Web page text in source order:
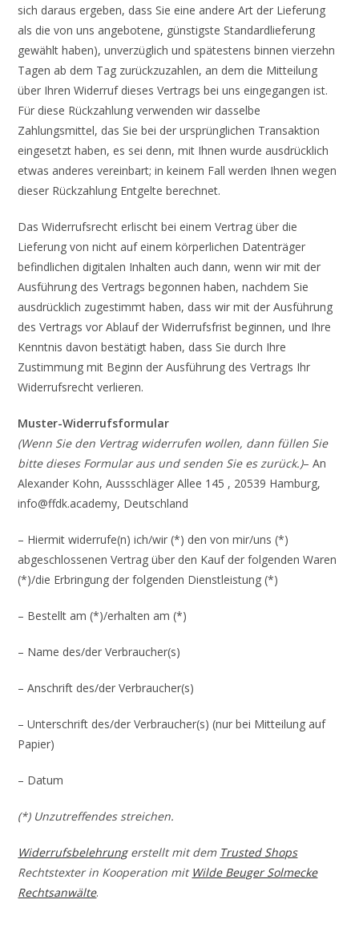
sich daraus ergeben, dass Sie eine andere Art der Lieferung
als die von uns angebotene, günstigste Standardlieferung
gewählt haben), unverzüglich und spätestens binnen vierzehn
Tagen ab dem Tag zurückzuzahlen, an dem die Mitteilung
über Ihren Widerruf dieses Vertrags bei uns eingegangen ist.
Für diese Rückzahlung verwenden wir dasselbe
Zahlungsmittel, das Sie bei der ursprünglichen Transaktion
eingesetzt haben, es sei denn, mit Ihnen wurde ausdrücklich
etwas anderes vereinbart; in keinem Fall werden Ihnen wegen
dieser Rückzahlung Entgelte berechnet.
Das Widerrufsrecht erlischt bei einem Vertrag über die
Lieferung von nicht auf einem körperlichen Datenträger
befindlichen digitalen Inhalten auch dann, wenn wir mit der
Ausführung des Vertrags begonnen haben, nachdem Sie
ausdrücklich zugestimmt haben, dass wir mit der Ausführung
des Vertrags vor Ablauf der Widerrufsfrist beginnen, und Ihre
Kenntnis davon bestätigt haben, dass Sie durch Ihre
Zustimmung mit Beginn der Ausführung des Vertrags Ihr
Widerrufsrecht verlieren.
Muster-Widerrufsformular
(Wenn Sie den Vertrag widerrufen wollen, dann füllen Sie
bitte dieses Formular aus und senden Sie es zurück.)– An
Alexander Kohn, Aussschläger Allee 145 , 20539 Hamburg,
info@ffdk.academy, Deutschland
– Hiermit widerrufe(n) ich/wir (*) den von mir/uns (*)
abgeschlossenen Vertrag über den Kauf der folgenden Waren
(*)/die Erbringung der folgenden Dienstleistung (*)
– Bestellt am (*)/erhalten am (*)
– Name des/der Verbraucher(s)
– Anschrift des/der Verbraucher(s)
– Unterschrift des/der Verbraucher(s) (nur bei Mitteilung auf
Papier)
– Datum
(*) Unzutreffendes streichen.
Widerrufsbelehrungerstellt mit dem Trusted Shops
Rechtstexter in Kooperation mit Wilde Beuger Solmecke
Rechtsanwälte.